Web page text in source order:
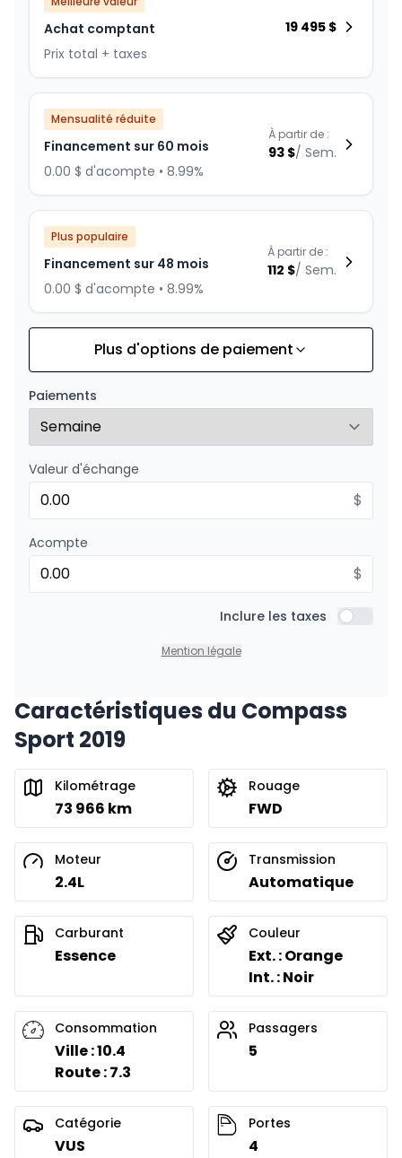
Achat comptant
Prix total + taxes
19 495 $
Mensualité réduite
Financement sur 60 mois
0.00 $ d'acompte • 8.99%
À partir de :
93 $/ Sem.
Plus populaire
Financement sur 48 mois
0.00 $ d'acompte • 8.99%
À partir de :
112 $/ Sem.
Financement sur 36 mois
0.00 $ d'acompte • 8.99%
À partir de :
Financement sur 24 mois
Financement sur 24 mois
0.00 $ d'acompte • 8.99%
À partir de :
Plus d'options de paiement
Paiements
Valeur d'échange
$
Acompte
$
Inclure les taxes Inclure
Mention légale
Caractéristiques du Compass
Sport 2019
Kilométrage
73 966 km
Rouage
FWD
Moteur
2.4L
Transmission
Automatique
Carburant
Essence
Couleur
Ext. : Orange
Int. : Noir
Consommation
Ville : 10.4
Route : 7.3
Passagers
5
Catégorie
VUS
Portes
4